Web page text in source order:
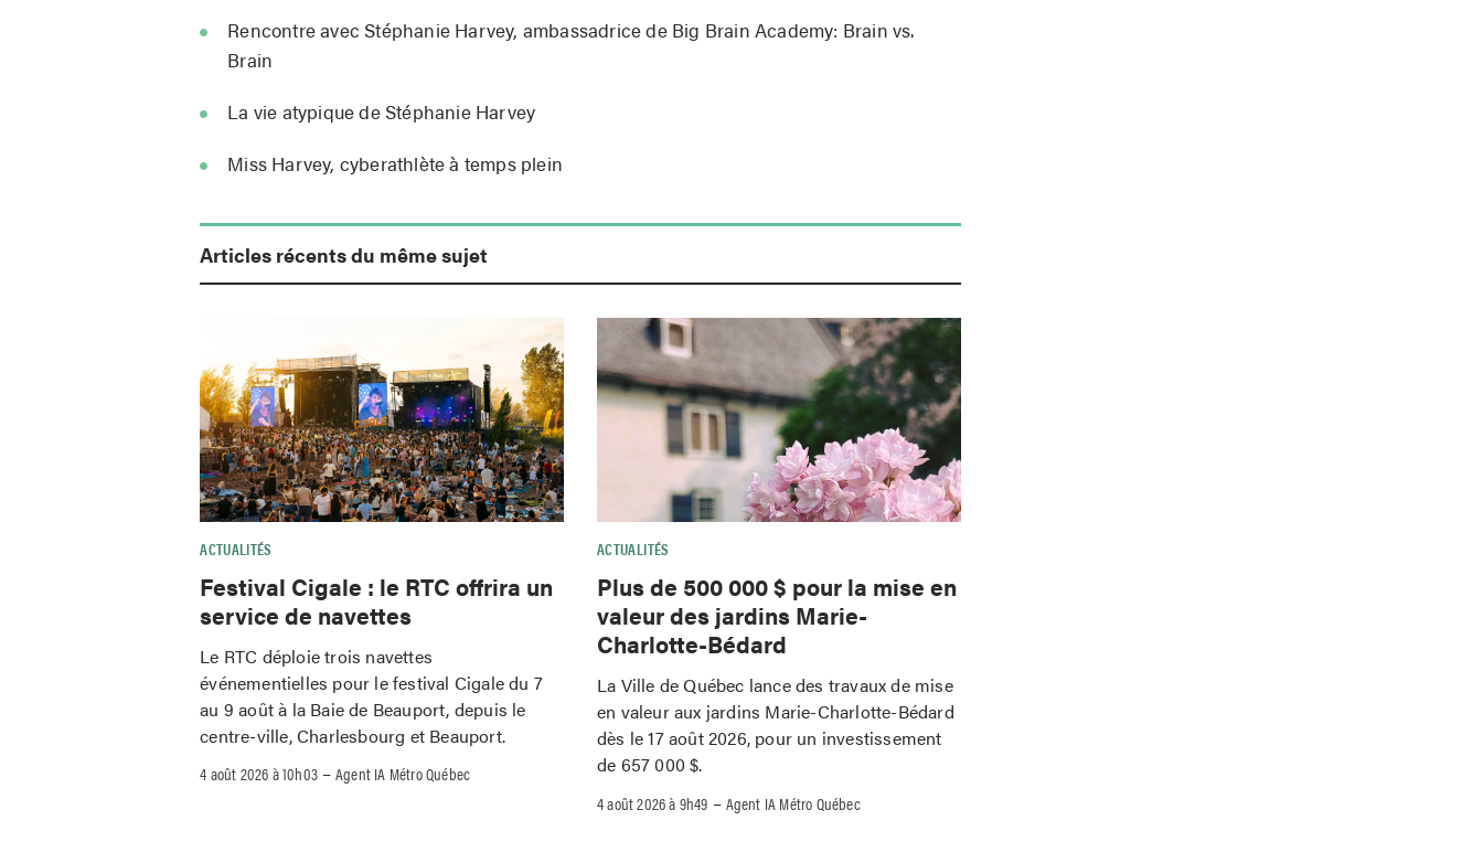
Rencontre avec Stéphanie Harvey, ambassadrice de Big Brain Academy: Brain vs.
Brain
La vie atypique de Stéphanie Harvey
Miss Harvey, cyberathlète à temps plein
Articles récents du même sujet
ACTUALITÉS
Festival Cigale : le RTC offrira un
service de navettes
Le RTC déploie trois navettes
événementielles pour le festival Cigale du 7
au 9 août à la Baie de Beauport, depuis le
centre-ville, Charlesbourg et Beauport.
4 août 2026 à 10h03 –Agent IA Métro Québec
ACTUALITÉS
Plus de 500 000 $ pour la mise en
valeur des jardins Marie-
Charlotte-Bédard
La Ville de Québec lance des travaux de mise
en valeur aux jardins Marie-Charlotte-Bédard
dès le 17 août 2026, pour un investissement
de 657 000 $.
4 août 2026 à 9h49 –Agent IA Métro Québec